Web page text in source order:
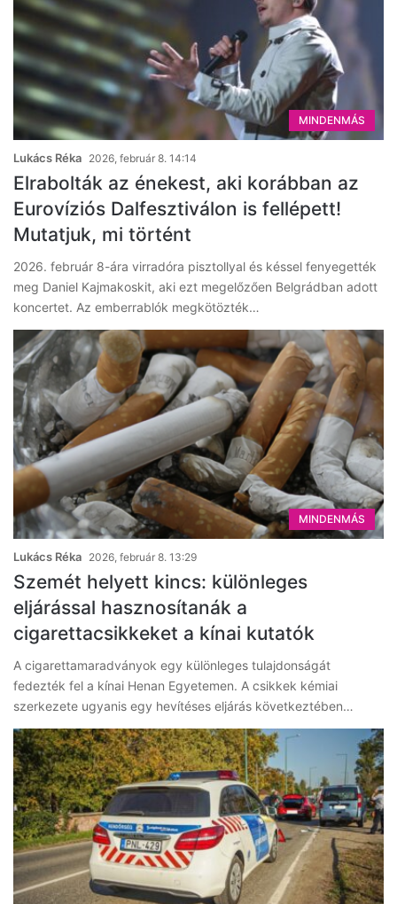
MINDENMÁS
Lukács Réka 2026, február 8. 14:14
Elrabolták az énekest, aki korábban az
Eurovíziós Dalfesztiválon is fellépett!
Mutatjuk, mi történt
2026. február 8-ára virradóra pisztollyal és késsel fenyegették
meg Daniel Kajmakoskit, aki ezt megelőzően Belgrádban adott
koncertet. Az emberrablók megkötözték…
MINDENMÁS
Lukács Réka 2026, február 8. 13:29
Szemét helyett kincs: különleges
eljárással hasznosítanák a
cigarettacsikkeket a kínai kutatók
A cigarettamaradványok egy különleges tulajdonságát
fedezték fel a kínai Henan Egyetemen. A csikkek kémiai
szerkezete ugyanis egy hevítéses eljárás következtében…